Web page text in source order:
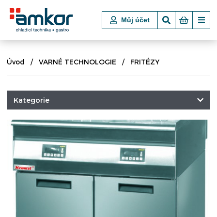
Můj účet
Úvod VARNÉ TECHNOLOGIE FRITÉZY
Kategorie
CHLADICÍ A MRAZICÍ TECHNIKA
POKLADNÍ BOXY
VSTUPNÍ TURNIKETY, ZÁBRANY